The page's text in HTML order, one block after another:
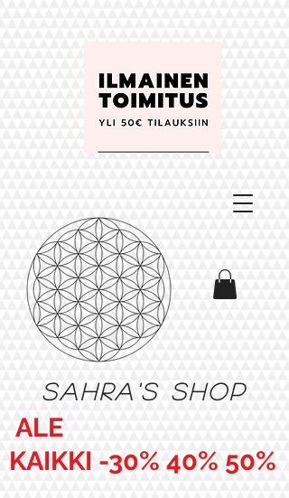
Sahra's shop
ALE
KAIKKI -30% 40% 50%